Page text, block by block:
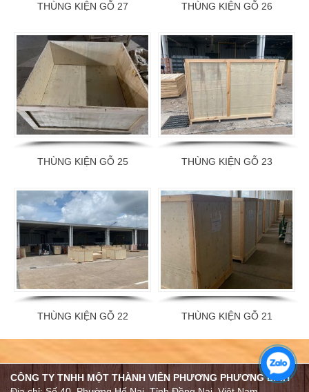
THÙNG KIỆN GỖ 27 THÙNG KIỆN GỖ 26
THÙNG KIỆN GỖ 25 THÙNG KIỆN GỖ 23
THÙNG KIỆN GỖ 22 THÙNG KIỆN GỖ 21
CÔNG TY TNHH MỘT THÀNH VIÊN PHƯƠNG PHƯƠNG LINH